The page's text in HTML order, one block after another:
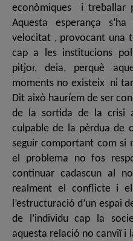
econòmiques i treballar
Aquesta esperança
velocitat , provocant una
cap a les institucions
pitjor, deia, perquè
moments no existeix ni
Dit això hauríem de ser
de la sortida de la crisi
culpable de la pèrdua de
seguir comportant com si
el problema no fos
continuar cadascun al
realment el conflicte i
l’estructuració d’un espai
de l’individu cap la
aquesta relació no canviï i